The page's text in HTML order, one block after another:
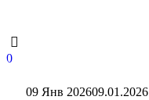
0
09 Янв 202609.01.2026